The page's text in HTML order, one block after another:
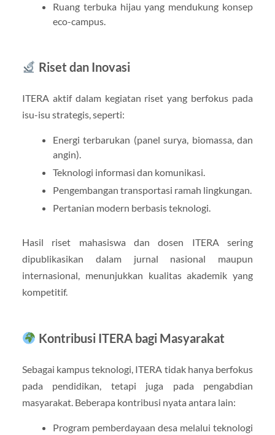
Ruang terbuka hijau yang mendukung konsep
eco-campus.
Riset dan Inovasi
ITERA aktif dalam kegiatan riset yang berfokus pada
isu-isu strategis, seperti:
Energi terbarukan (panel surya, biomassa, dan
angin).
Teknologi informasi dan komunikasi.
Pengembangan transportasi ramah lingkungan.
Pertanian modern berbasis teknologi.
Hasil riset mahasiswa dan dosen ITERA sering
dipublikasikan dalam jurnal nasional maupun
internasional, menunjukkan kualitas akademik yang
kompetitif.
Kontribusi ITERA bagi Masyarakat
Sebagai kampus teknologi, ITERA tidak hanya berfokus
pada pendidikan, tetapi juga pada pengabdian
masyarakat. Beberapa kontribusi nyata antara lain:
Program pemberdayaan desa melalui teknologi